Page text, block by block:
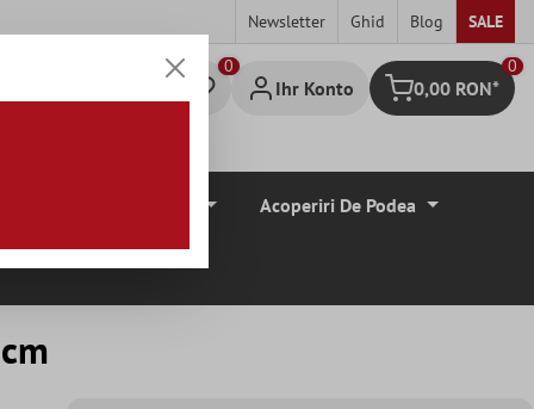
Newsletter Ghid Blog SALE
Ihr Konto Warenkorb
0
0,00 RON*
Acoperiri De Podea